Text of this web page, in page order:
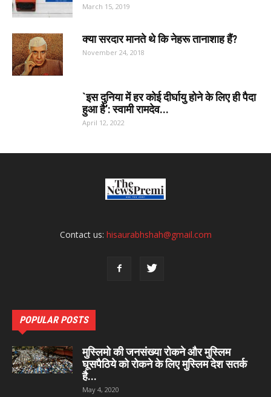
March 15, 2019
क्या सरदार मानते थे कि नेहरू तानाशाह हैं?
November 24, 2018
`इस दुनिया में हर कोई दीर्घायु होने के लिए ही पैदा
हुआ है’: स्वामी रामदेव...
April 12, 2022
Contact us: hisaurabhshah@gmail.com
POPULAR POSTS
मुस्लिमो की जनसंख्या रोकने और मुस्लिम
घूसपैठिये को रोकने के लिए मुस्लिम देश सतर्क
है...
May 4, 2020